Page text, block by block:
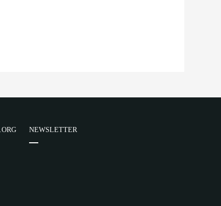
NEWSLETTER